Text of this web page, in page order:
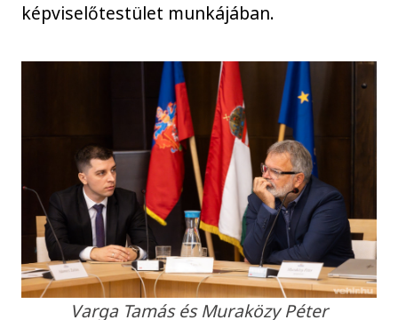
képviselőtestület munkájában.
Varga Tamás és Muraközy Péter